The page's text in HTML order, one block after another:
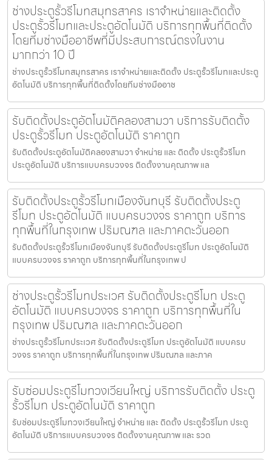
ช่างประตูรั้วรีโมทสมุทรสาคร เราจำหน่ายและติดตั้ง
ประตูรั้วรีโมทและประตูอัตโนมัติ บริการทุกพื้นที่ติดตั้ง
โดยทีมช่างมืออาชีพที่มีประสบการณ์ตรงในงาน
มากกว่า 10 ปี
ช่างประตูรั้วรีโมทสมุทรสาคร เราจำหน่ายและติดตั้ง ประตูรั้วรีโมทและประตู
อัตโนมัติ บริการทุกพื้นที่ติดตั้งโดยทีมช่างมืออาช
รับติดตั้งประตูอัตโนมัติคลองสามวา บริการรับติดตั้ง
ประตูรั้วรีโมท ประตูอัตโนมัติ ราคาถูก
รับติดตั้งประตูอัตโนมัติคลองสามวา จำหน่าย และ ติดตั้ง ประตูรั้วรีโมท
ประตูอัตโนมัติ บริการแบบครบวงจร ติดตั้งงานคุณภาพ แล
รับติดตั้งประตูรั้วรีโมทเมืองจันทบุรี รับติดตั้งประตู
รีโมท ประตูอัตโนมัติ แบบครบวงจร ราคาถูก บริการ
ทุกพื้นที่ในกรุงเทพ ปริมณฑล และภาคตะวันออก
รับติดตั้งประตูรั้วรีโมทเมืองจันทบุรี รับติดตั้งประตูรีโมท ประตูอัตโนมัติ
แบบครบวงจร ราคาถูก บริการทุกพื้นที่ในกรุงเทพ ป
ช่างประตูรั้วรีโมทประเวศ รับติดตั้งประตูรีโมท ประตู
อัตโนมัติ แบบครบวงจร ราคาถูก บริการทุกพื้นที่ใน
กรุงเทพ ปริมณฑล และภาคตะวันออก
ช่างประตูรั้วรีโมทประเวศ รับติดตั้งประตูรีโมท ประตูอัตโนมัติ แบบครบ
วงจร ราคาถูก บริการทุกพื้นที่ในกรุงเทพ ปริมณฑล และภาค
รับซ่อมประตูรีโมทวงเวียนใหญ่ บริการรับติดตั้ง ประตู
รั้วรีโมท ประตูอัตโนมัติ ราคาถูก
รับซ่อมประตูรีโมทวงเวียนใหญ่ จำหน่าย และ ติดตั้ง ประตูรั้วรีโมท ประตู
อัตโนมัติ บริการแบบครบวงจร ติดตั้งงานคุณภาพ และ รวด